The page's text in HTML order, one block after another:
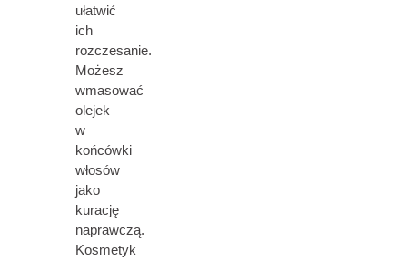
ułatwić
ich
rozczesanie.
Możesz
wmasować
olejek
w
końcówki
włosów
jako
kurację
naprawczą.
Kosmetyk